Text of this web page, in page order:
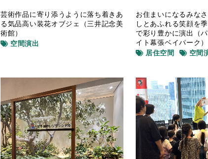
芸術作品に寄り添うように落ち着きあ
る気品高い装花オブジェ（三井記念美
術館）
空間演出
お住まいになるみな
しとあふれる笑顔を
で彩り豊かに演出（
イト幕張ベイパーク）
居住空間
空間